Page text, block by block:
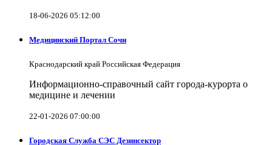
18-06-2026 05:12:00
Медицинский Портал Сочи
Краснодарский край Российская Федерация
Информационно-справочный сайт города-курорта о
медицине и лечении
22-01-2026 07:00:00
Городская Служба СЭС Дезинсектор